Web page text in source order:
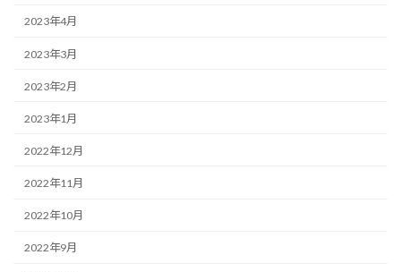
2023年4月
2023年3月
2023年2月
2023年1月
2022年12月
2022年11月
2022年10月
2022年9月